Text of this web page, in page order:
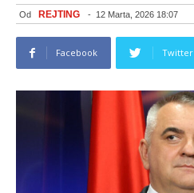
Od REJTING - 12 Marta, 2026 18:07
Facebook Twitter